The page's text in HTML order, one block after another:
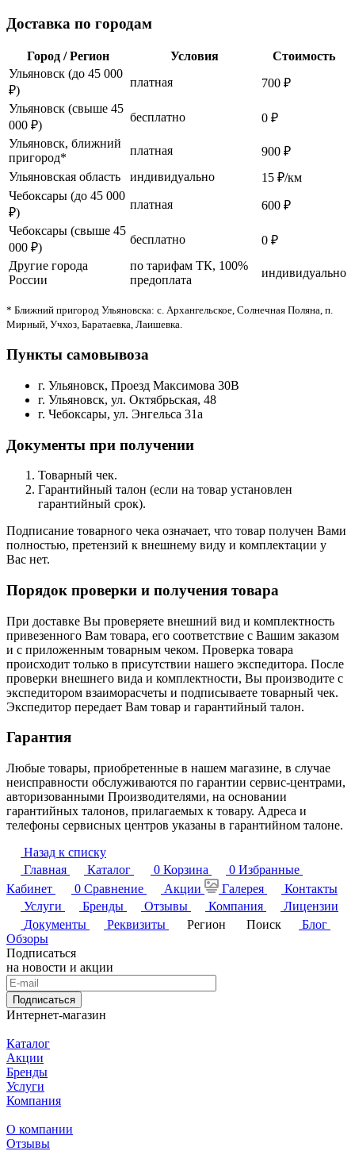
Доставка по городам
Город / Регион Условия
Стоимость
Ульяновск (до 45 000
₽)
платная
700 ₽
Ульяновск (свыше 45
000 ₽)
бесплатно
0 ₽
Ульяновск, ближний
пригород*
платная
900 ₽
Ульяновская область
индивидуально
15 ₽/км
Чебоксары (до 45 000
₽)
платная
600 ₽
Чебоксары (свыше 45
000 ₽)
бесплатно
0 ₽
Другие города
России
по тарифам ТК, 100%
предоплата
индивидуально
* Ближний пригород Ульяновска: с. Архангельское, Солнечная Поляна, п.
Мирный, Учхоз, Баратаевка, Лаишевка.
Пункты самовывоза
г. Ульяновск, Проезд Максимова 30В
г. Ульяновск, ул. Октябрьская, 48
г. Чебоксары, ул. Энгельса 31а
Документы при получении
Товарный чек.
Гарантийный талон (если на товар установлен
гарантийный срок).
Подписание товарного чека означает, что товар получен Вами
полностью, претензий к внешнему виду и комплектации у
Вас нет.
Порядок проверки и получения товара
При доставке Вы проверяете внешний вид и комплектность
привезенного Вам товара, его соответствие с Вашим заказом
и с приложенным товарным чеком. Проверка товара
происходит только в присутствии нашего экспедитора. После
проверки внешнего вида и комплектности, Вы производите с
экспедитором взаиморасчеты и подписываете товарный чек.
Экспедитор передает Вам товар и гарантийный талон.
Гарантия
Любые товары, приобретенные в нашем магазине, в случае
неисправности обслуживаются по гарантии сервис-центрами,
авторизованными Производителями, на основании
гарантийных талонов, прилагаемых к товару. Адреса и
телефоны сервисных центров указаны в гарантийном талоне.
Назад к списку
Главная
Каталог 0 Корзина 0 Избранные
Кабинет
0 Сравнение Акции Галерея
Контакты
Услуги
Бренды Отзывы Компания
Лицензии
Документы
Реквизиты Регион Поиск
Блог
Обзоры
Подписаться
на новости и акции
Подписаться
Интернет-магазин
Каталог
Акции
Бренды
Услуги
Компания
О компании
Отзывы